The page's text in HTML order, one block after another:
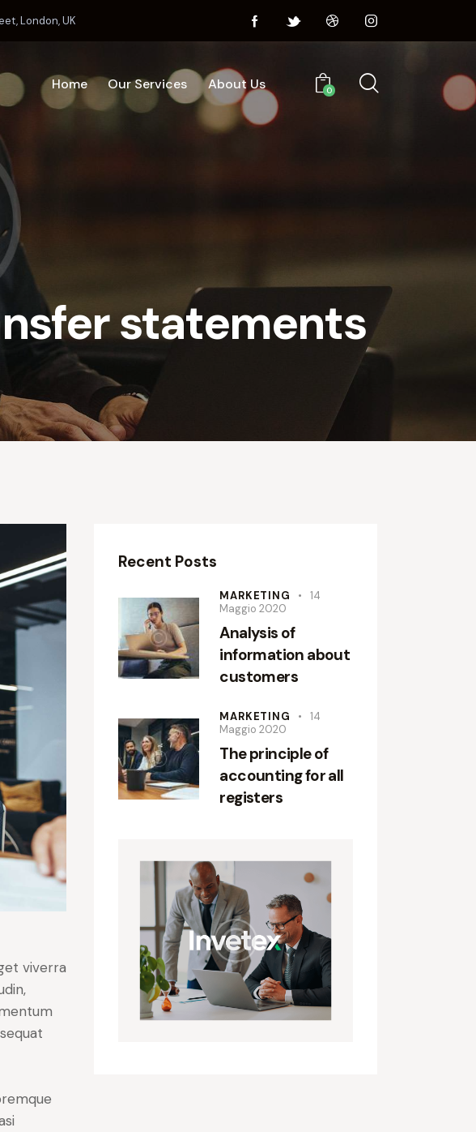
London, UK
Home Our Services About Us 0
statements
viverra
Recent Posts
MARKETING
14
Maggio 2020
Analysis of
information about
customers
MARKETING
14
Maggio 2020
The principle of
accounting for all
registers